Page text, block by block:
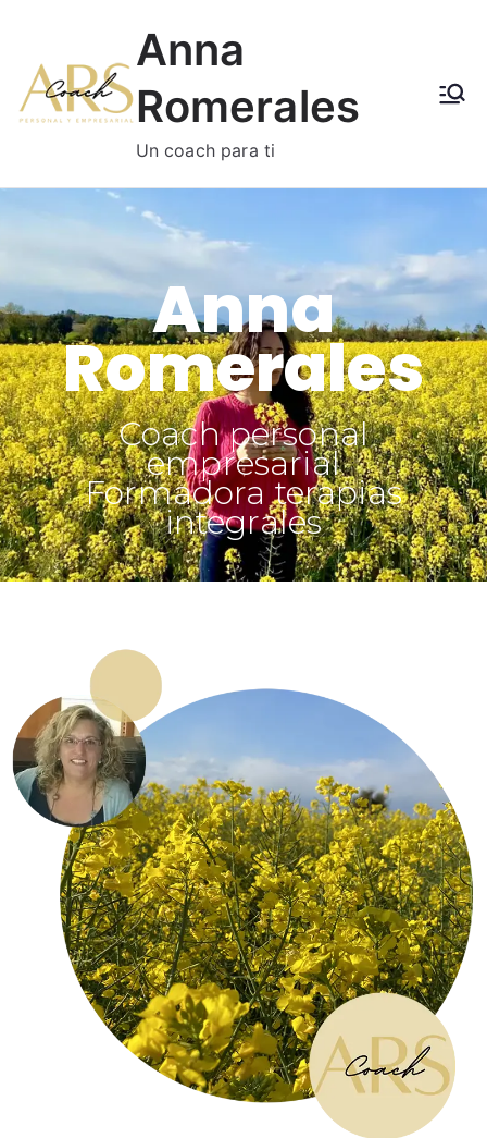
Anna
Romerales
Un coach para ti
Anna
Romerales
Coach personal
empresarial
Formadora terapias
integrales